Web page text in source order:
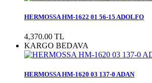
HERMOSSA HM-1622 01 56-15 ADOLFO
4,370.00 TL
KARGO BEDAVA
HERMOSSA HM-1620 03 137-0 ADAN